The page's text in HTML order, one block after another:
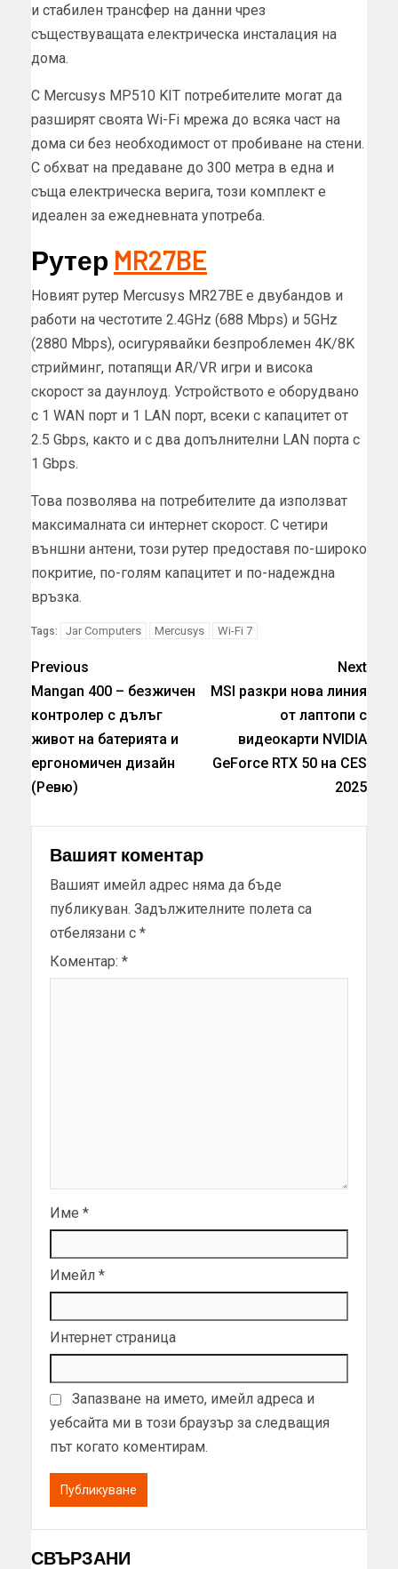
и стабилен трансфер на данни чрез
съществуващата електрическа инсталация на
дома.
С Mercusys MP510 KIT потребителите могат да
разширят своята Wi-Fi мрежа до всяка част на
дома си без необходимост от пробиване на стени.
С обхват на предаване до 300 метра в една и
съща електрическа верига, този комплект е
идеален за ежедневната употреба.
Рутер MR27BE
Новият рутер Mercusys MR27BE е двубандов и
работи на честотите 2.4GHz (688 Mbps) и 5GHz
(2880 Mbps), осигурявайки безпроблемен 4K/8K
стрийминг, потапящи AR/VR игри и висока
скорост за даунлоуд. Устройството е оборудвано
с 1 WAN порт и 1 LAN порт, всеки с капацитет от
2.5 Gbps, както и с два допълнителни LAN порта с
1 Gbps.
Това позволява на потребителите да използват
максималната си интернет скорост. С четири
външни антени, този рутер предоставя по-широко
покритие, по-голям капацитет и по-надеждна
връзка.
Tags: Jar Computers Mercusys Wi-Fi 7
Previous
Mangan 400 – безжичен
контролер с дълъг
живот на батерията и
ергономичен дизайн
(Ревю)
Next
MSI разкри нова линия
от лаптопи с
видеокарти NVIDIA
GeForce RTX 50 на CES
2025
Вашият коментар
Вашият имейл адрес няма да бъде
публикуван. Задължителните полета са
отбелязани с *
Коментар: *
Име *
Имейл *
Интернет страница
Запазване на името, имейл адреса и
уебсайта ми в този браузър за следващия
път когато коментирам.
СВЪРЗАНИ